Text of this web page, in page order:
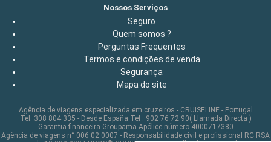
Nossos Serviços
Seguro
Quem somos ?
Perguntas Frequentes
Termos e condições de venda
Segurança
Mapa do site
Agência de viagens especializada em cruzeiros - CRUISELINE - Portugal
Tel: 308 804 335 - Desde España Tel : 902 76 72 90( Llamada Directa )
Garantia financeira Groupama Apólice número 4000717380
Agência de viagens n° 006 02 0007 - Responsabilidade civil e profissional RC RSA